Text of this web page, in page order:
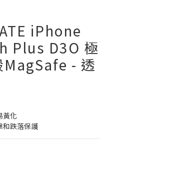
iPhone
Plus D3O 極
- 透
黃化
和跌落保護